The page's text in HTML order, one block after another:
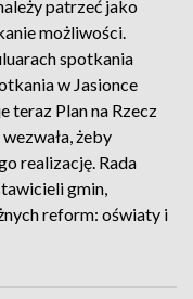
patrzeć jako
możliwości.
spotkania
w Jasionce
teraz Plan na Rzecz
żeby
realizację. Rada
gmin,
reform: oświaty i